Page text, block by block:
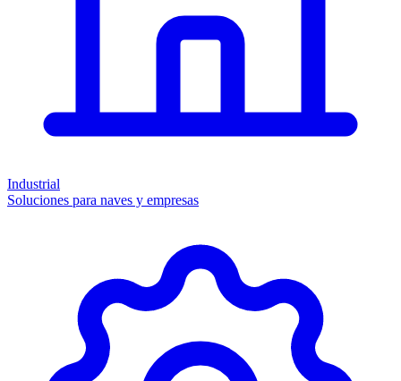
Industrial
Soluciones para naves y empresas